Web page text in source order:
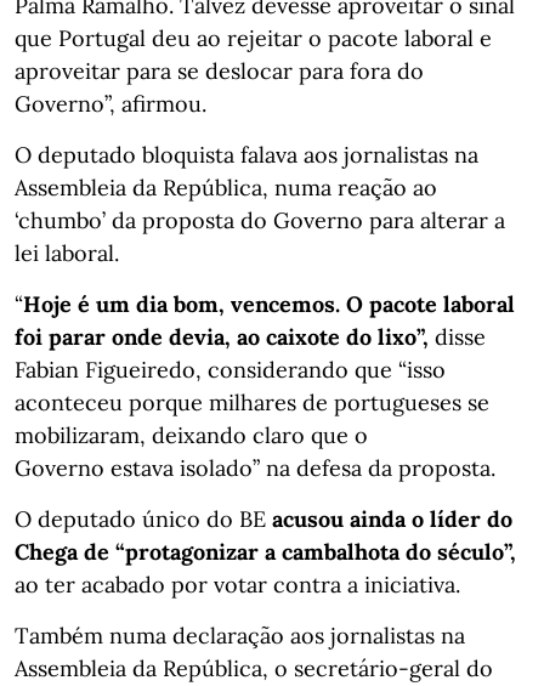
Palma Ramalho. Talvez devesse aproveitar o sinal
que Portugal deu ao rejeitar o pacote laboral e
aproveitar para se deslocar para fora do
Governo”, afirmou.
O deputado bloquista falava aos jornalistas na
Assembleia da República, numa reação ao
‘chumbo’ da proposta do Governo para alterar a
lei laboral.
“Hoje é um dia bom, vencemos. O pacote laboral
foi parar onde devia, ao caixote do lixo”, disse
Fabian Figueiredo, considerando que “isso
aconteceu porque milhares de portugueses se
mobilizaram, deixando claro que o
Governo estava isolado” na defesa da proposta.
O deputado único do BE acusou ainda o líder do
Chega de “protagonizar a cambalhota do século”,
ao ter acabado por votar contra a iniciativa.
Também numa declaração aos jornalistas na
Assembleia da República, o secretário-geral do